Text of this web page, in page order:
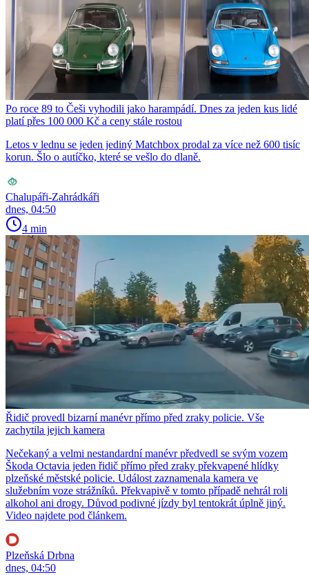
Po roce 89 to Češi vyhodili jako harampádí. Dnes za jeden kus lidé
platí přes 100 000 Kč a ceny stále rostou
Letos v lednu se jeden jediný Matchbox prodal za více než 600 tisíc
korun. Šlo o autíčko, které se vešlo do dlaně.
Chalupáři-Zahrádkáři
dnes, 04:50
4 min
Řidič provedl bizarní manévr přímo před zraky policie. Vše
zachytila jejich kamera
Nečekaný a velmi nestandardní manévr předvedl se svým vozem
Škoda Octavia jeden řidič přímo před zraky překvapené hlídky
plzeňské městské policie. Událost zaznamenala kamera ve
služebním voze strážníků. Překvapivě v tomto případě nehrál roli
alkohol ani drogy. Důvod podivné jízdy byl tentokrát úplně jiný.
Video najdete pod článkem.
Plzeňská Drbna
dnes, 04:50